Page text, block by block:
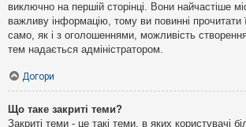
виключно на першій сторінці. Вони найчастіше
важливу інформацію, тому ви повинні
само, як і з оголошеннями, можливість
тем надається адміністратором.
Догори
Що таке закриті теми?
Закриті теми - це такі теми, в яких користувачі